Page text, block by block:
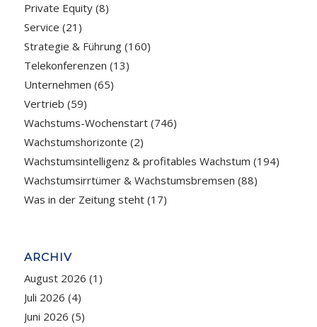
Private Equity(8)
Service (21)
Strategie & Führung(160)
Telekonferenzen (13)
Unternehmen (65)
Vertrieb (59)
Wachstums-Wochenstart(746)
Wachstumshorizonte (2)
Wachstumsintelligenz & profitables Wachstum (194)
Wachstumsirrtümer & Wachstumsbremsen (88)
Was in der Zeitung steht(17)
ARCHIV
August 2026 (1)
Juli 2026 (4)
Juni 2026 (5)